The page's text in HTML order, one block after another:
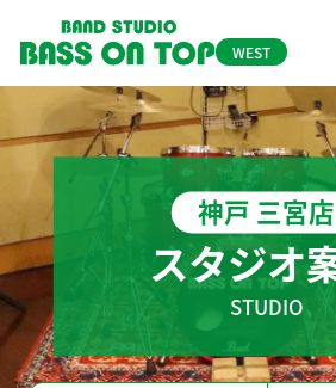
WEST
大 阪
BOT-OSAKA-UMEDA
大阪梅田店
BOT-AMIRICA MURA
アメ村店
初めてのスタジオ
ベースオントップとは
選ばれる理由
ご利用案内
よくあるご質問
神戸 三宮店
スタジオ
STUDIO